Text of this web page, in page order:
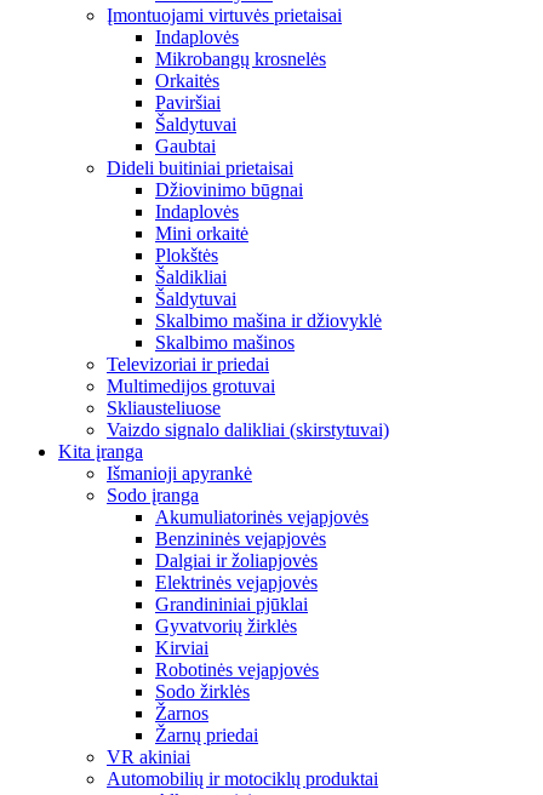
Įmontuojami virtuvės prietaisai
Indaplovės
Mikrobangų krosnelės
Orkaitės
Paviršiai
Šaldytuvai
Gaubtai
Dideli buitiniai prietaisai
Džiovinimo būgnai
Indaplovės
Mini orkaitė
Plokštės
Šaldikliai
Šaldytuvai
Skalbimo mašina ir džiovyklė
Skalbimo mašinos
Televizoriai ir priedai
Multimedijos grotuvai
Skliausteliuose
Vaizdo signalo dalikliai (skirstytuvai)
Kita įranga
Išmanioji apyrankė
Sodo įranga
Akumuliatorinės vejapjovės
Benzininės vejapjovės
Dalgiai ir žoliapjovės
Elektrinės vejapjovės
Grandininiai pjūklai
Gyvatvorių žirklės
Kirviai
Robotinės vejapjovės
Sodo žirklės
Žarnos
Žarnų priedai
VR akiniai
Automobilių ir motociklų produktai